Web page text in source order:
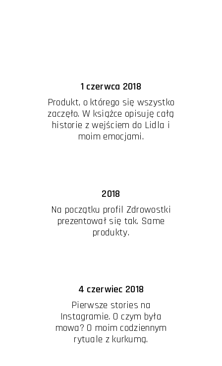
1 czerwca 2018
Produkt, o którego się wszystko
zaczęło. W książce opisuję całą
historie z wejściem do Lidla i
moim emocjami.
2018
Na początku profil Zdrowostki
prezentował się tak. Same
produkty.
4 czerwiec 2018
Pierwsze stories na
Instagramie. O czym była
mowa? O moim codziennym
rytuale z kurkumą.